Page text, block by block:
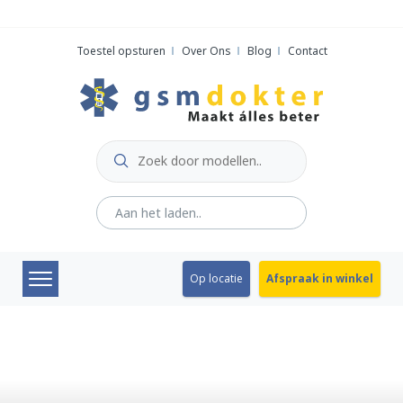
Toestel opsturen Over Ons Blog Contact
Op locatie Afspraak in winkel